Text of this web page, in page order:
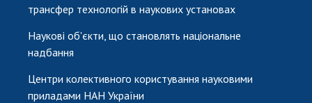
трансфер технологій в наукових установах
Наукові об'єкти, що становлять національне
надбання
Центри колективного користування науковими
приладами НАН України